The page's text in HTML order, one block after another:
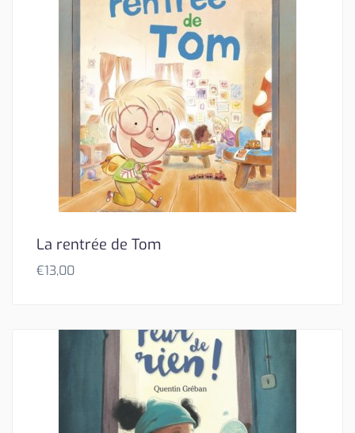
La rentrée de Tom
€13,00